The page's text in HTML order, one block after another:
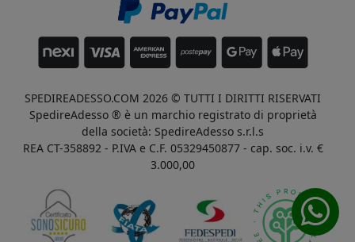
SPEDIREADESSO.COM 2026 © TUTTI I DIRITTI RISERVATI
SpedireAdesso ® è un marchio registrato di proprietà
della società: SpedireAdesso s.r.l.s
REA CT-358892 - P.IVA e C.F. 05329450877 - cap. soc. i.v. €
3.000,00